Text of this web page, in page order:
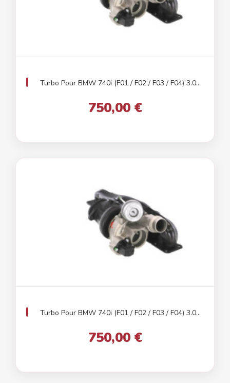
Turbo Pour BMW 740i (F01 / F02 / F03 / F04) 3.0...
750,00 €
Turbo Pour BMW 740i (F01 / F02 / F03 / F04) 3.0...
750,00 €